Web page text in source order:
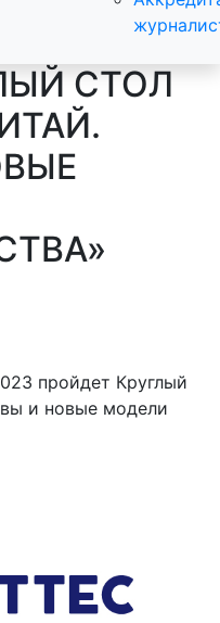
СТОЛ
пройдет Круглый
и новые модели